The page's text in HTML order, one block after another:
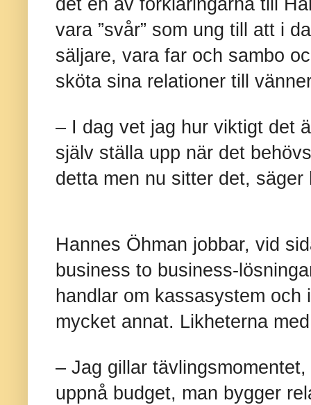
det en av förklaringarna till
vara ”svår” som ung till att i
säljare, vara far och sambo
sköta sina relationer till
– I dag vet jag hur viktigt det
själv ställa upp när det
detta men nu sitter det, säger
Hannes Öhman jobbar, vid
business to business-
handlar om kassasystem
mycket annat. Likheterna
– Jag gillar
uppnå budget, man bygger